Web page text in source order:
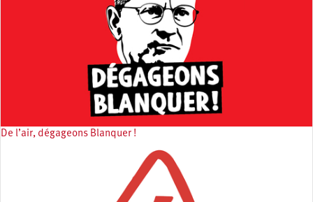
De l’air, dégageons Blanquer !